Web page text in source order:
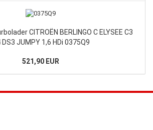
CITROËN BERLINGO C ELYSEE C3
DS3 JUMPY 1,6 HDi 0375Q9
521,90 EUR